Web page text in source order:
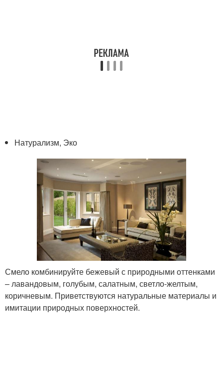
Натурализм, Эко
Смело комбинируйте бежевый с природными оттенками
– лавандовым, голубым, салатным, светло-желтым,
коричневым. Приветствуются натуральные материалы и
имитации природных поверхностей.